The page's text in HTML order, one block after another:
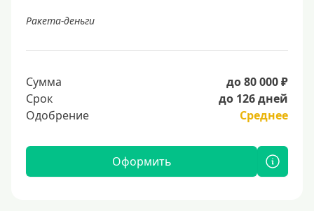
Ракета-деньги
Сумма
до 80 000 ₽
Срок
до 126 дней
Одобрение
Среднее
Оформить